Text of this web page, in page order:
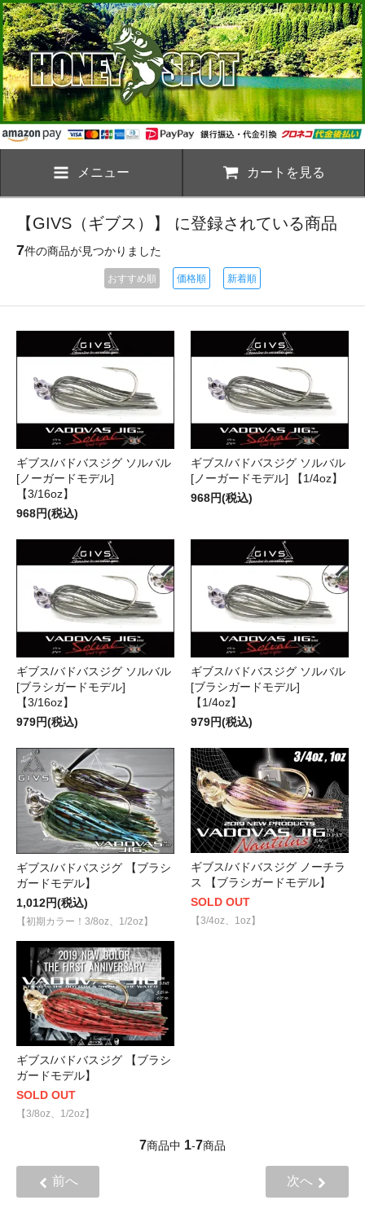
メニュー カートを見る
【GIVS（ギブス）】 に登録されている商品
7件の商品が見つかりました
おすすめ順 価格順 新着順
ギブス/バドバスジグ ソルバル
[ノーガードモデル]
【3/16oz】
968円(税込)
ギブス/バドバスジグ ソルバル
[ノーガードモデル] 【1/4oz】
968円(税込)
ギブス/バドバスジグ ソルバル
[ブラシガードモデル]
【3/16oz】
979円(税込)
ギブス/バドバスジグ ソルバル
[ブラシガードモデル]
【1/4oz】
979円(税込)
ギブス/バドバスジグ 【ブラシ
ガードモデル】
1,012円(税込)
【初期カラー！3/8oz、1/2oz】
ギブス/バドバスジグ ノーチラ
ス 【ブラシガードモデル】
SOLD OUT
【3/4oz、1oz】
ギブス/バドバスジグ 【ブラシ
ガードモデル】
SOLD OUT
【3/8oz、1/2oz】
7商品中 1-7商品
前へ 次へ